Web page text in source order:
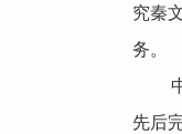
究秦
务。
中
先后